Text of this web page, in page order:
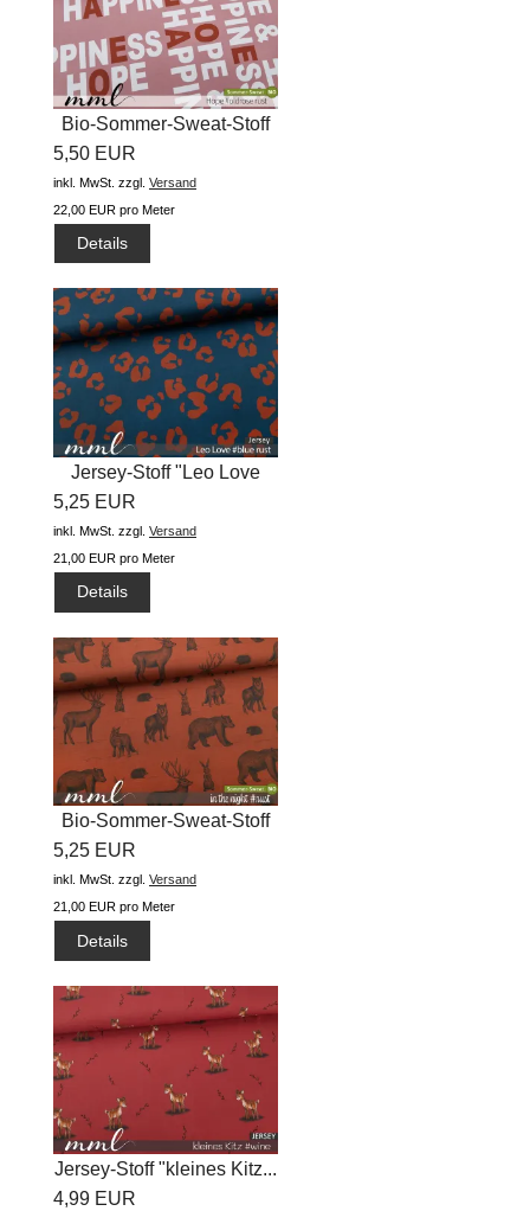
Bio-Sommer-Sweat-Stoff
"Hope...
5,50 EUR
inkl. MwSt. zzgl. Versand
22,00 EUR pro Meter
Details
Jersey-Stoff "Leo Love
5,25 EUR
inkl. MwSt. zzgl. Versand
21,00 EUR pro Meter
Details
Bio-Sommer-Sweat-Stoff
"in the...
5,25 EUR
inkl. MwSt. zzgl. Versand
21,00 EUR pro Meter
Details
Jersey-Stoff "kleines Kitz...
4,99 EUR